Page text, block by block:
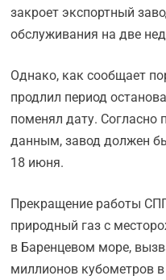
закроет экспортный
обслуживания на две
Однако, как сообщает
продлил период
поменял дату.
данным, завод должен
18 июня.
Прекращение работы
природный газ с
в Баренцевом море,
миллионов кубометров в